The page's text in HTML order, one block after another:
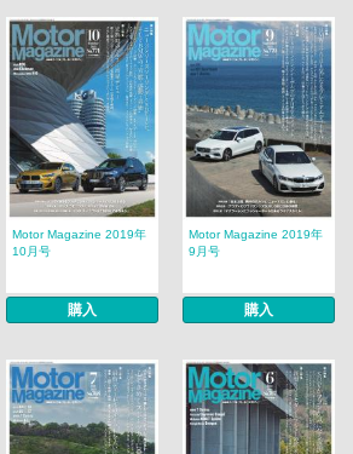
Motor Magazine 2019年
10月号
購入
Motor Magazine 2019年
9月号
購入